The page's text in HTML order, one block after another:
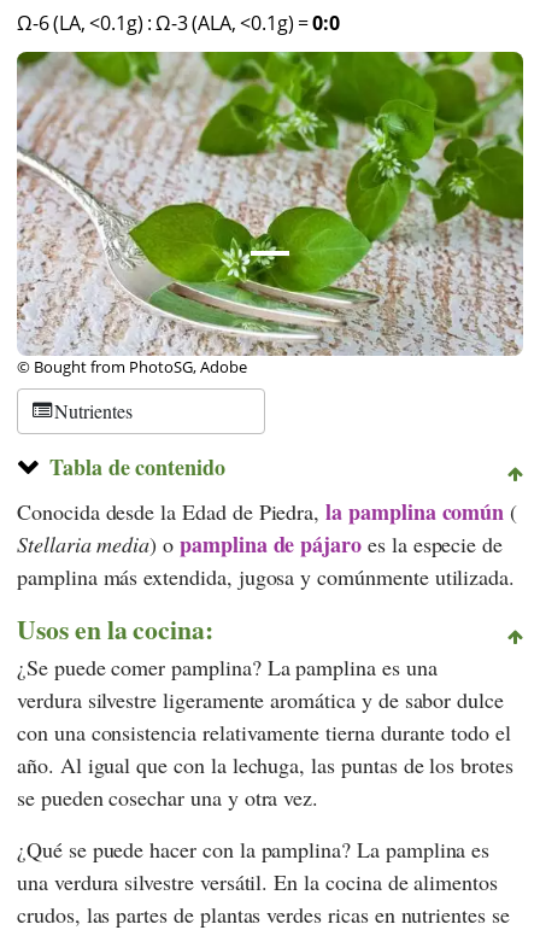
Ω-6 (LA, <0.1g) :Ω-3 (ALA, <0.1g) =0:0
© Bought from PhotoSG, Adobe
Nutrientes
Tabla de contenido
Conocida desde la Edad de Piedra,la pamplina común (
Stellaria media) o pamplina de pájaro es la especie de
pamplina más extendida, jugosa y comúnmente utilizada.
Usos en la cocina:
¿Se puede comer pamplina? La pamplina es una
verdura silvestre ligeramente aromática y de sabor dulce
con una consistencia relativamente tierna durante todo el
año. Al igual que con la lechuga, las puntas de los brotes
se pueden cosechar una y otra vez.
¿Qué se puede hacer con la pamplina? La pamplina es
una verdura silvestre versátil. En la cocina de alimentos
crudos, las partes de plantas verdes ricas en nutrientes se